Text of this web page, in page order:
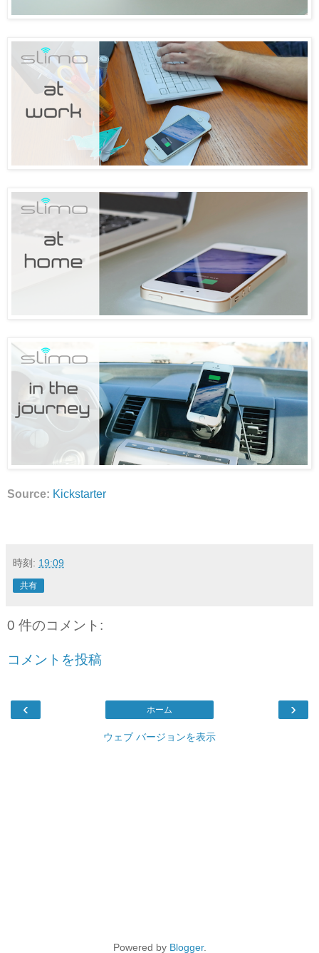
Source: Kickstarter
時刻: 19:09
共有
0 件のコメント:
コメントを投稿
‹ ›
ホーム
ウェブ バージョンを表示
Powered by Blogger.